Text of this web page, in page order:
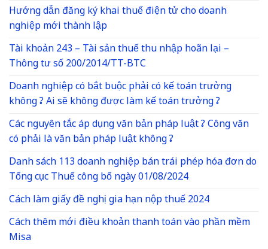
Hướng dẫn đăng ký khai thuế điện tử cho doanh
nghiệp mới thành lập
Tài khoản 243 – Tài sản thuế thu nhập hoãn lại –
Thông tư số 200/2014/TT-BTC
Doanh nghiệp có bắt buộc phải có kế toán trưởng
không ? Ai sẽ không được làm kế toán trưởng ?
Các nguyên tắc áp dụng văn bản pháp luật ? Công văn
có phải là văn bản pháp luật không ?
Danh sách 113 doanh nghiệp bán trái phép hóa đơn do
Tổng cục Thuế công bố ngày 01/08/2024
Cách làm giấy đề nghị gia hạn nộp thuế 2024
Cách thêm mới điều khoản thanh toán vào phần mềm
Misa